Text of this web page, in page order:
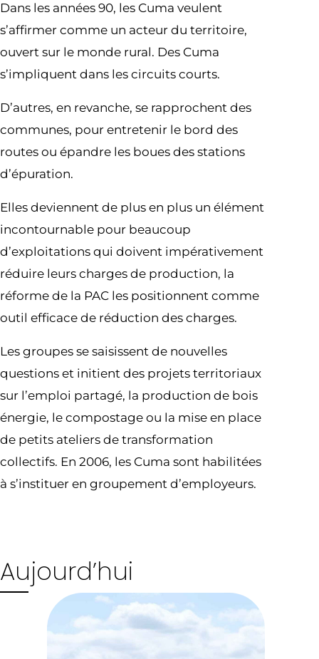
Dans les années 90, les Cuma veulent
s’affirmer comme un acteur du territoire,
ouvert sur le monde rural. Des Cuma
s’impliquent dans les circuits courts.
D’autres, en revanche, se rapprochent des
communes, pour entretenir le bord des
routes ou épandre les boues des stations
d’épuration.
Elles deviennent de plus en plus un élément
incontournable pour beaucoup
d’exploitations qui doivent impérativement
réduire leurs charges de production, la
réforme de la PAC les positionnent comme
outil efficace de réduction des charges.
Les groupes se saisissent de nouvelles
questions et initient des projets territoriaux
sur l’emploi partagé, la production de bois
énergie, le compostage ou la mise en place
de petits ateliers de transformation
collectifs. En 2006, les Cuma sont habilitées
à s’instituer en groupement d’employeurs.
Aujourd’hui